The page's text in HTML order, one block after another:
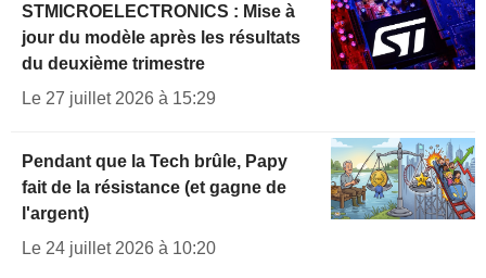
STMICROELECTRONICS : Mise à
jour du modèle après les résultats
du deuxième trimestre
Le 27 juillet 2026 à 15:29
Pendant que la Tech brûle, Papy
fait de la résistance (et gagne de
l'argent)
Le 24 juillet 2026 à 10:20